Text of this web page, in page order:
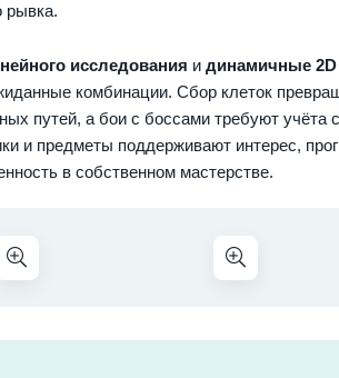
рывка.
исследования и динамичные
комбинации. Сбор клеток
путей, а бои с боссами требуют учёта
и предметы поддерживают интерес,
в собственном мастерстве.